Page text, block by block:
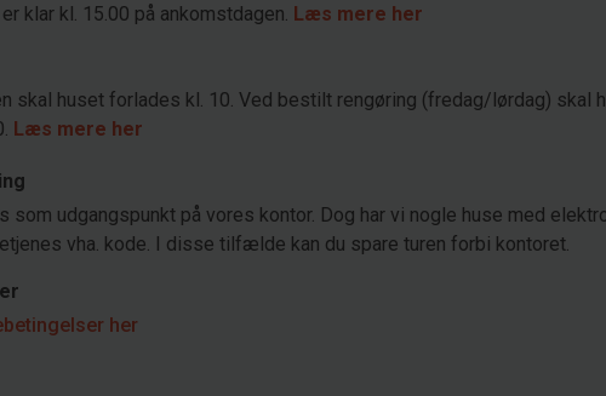
klar kl. 15.00 på ankomstdagen. Læs mere her
skal huset forlades kl. 10. Ved bestilt rengøring (fredag/lørdag) skal
Læs mere her
som udgangspunkt på vores kontor. Dog har vi nogle huse med
vha. kode. I disse tilfælde kan du spare turen forbi kontoret.
her